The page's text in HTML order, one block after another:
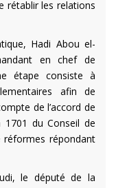
rétablir les relations
Hadi Abou el-
en chef de
étape consiste à
afin de
de l’accord de
1701 du Conseil de
répondant
le député de la